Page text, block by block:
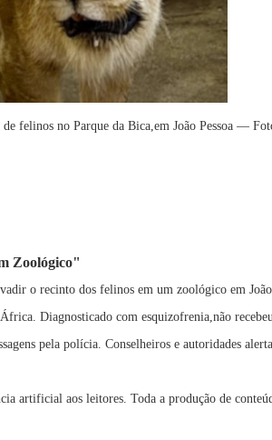
felinos no Parque da Bica,em João Pessoa —
Zoológico"
o recinto dos felinos em um zoológico em João
Diagnosticado com esquizofrenia,não
pela polícia. Conselheiros e autoridades
artificial aos leitores. Toda a produção de